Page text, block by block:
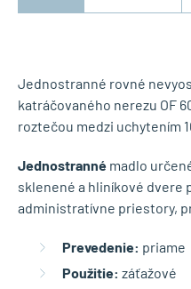
Jednostranné rovné
katráčovaného nerezu OF
roztečou medzi uchytením
Jednostranné madlo
sklenené a hliníkové dvere
administratívne priestory,
Prevedenie: priame
Použitie: záťažové